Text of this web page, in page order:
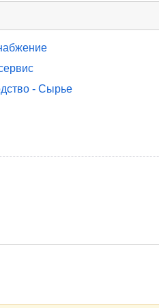
- Сырье